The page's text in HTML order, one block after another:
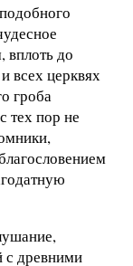
вплоть до
всех церквях
гроба
тех пор не
с древними